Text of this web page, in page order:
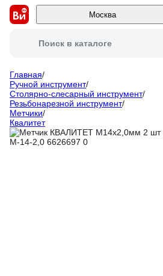
Москва
Поиск в каталоге
Главная/
Ручной инструмент/
Столярно-слесарный инструмент/
Резьбонарезной инструмент/
Метчики/
Квалитет